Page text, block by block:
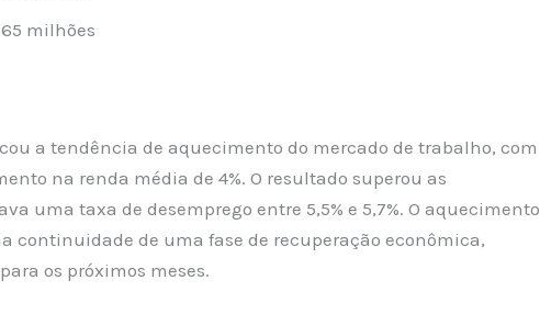
milhões
a tendência de aquecimento do mercado de trabalho, com
na renda média de 4%. O resultado superou as
uma taxa de desemprego entre 5,5% e 5,7%. O aquecimento
continuidade de uma fase de recuperação econômica,
os próximos meses.